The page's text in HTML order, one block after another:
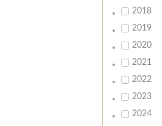
2018
2019
2020
2021
2022
2023
2024